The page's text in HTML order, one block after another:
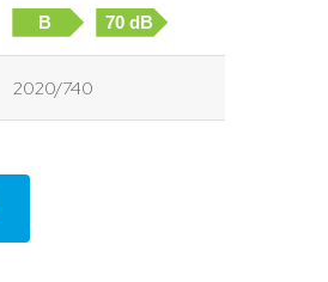
B 70 dB
2020/740